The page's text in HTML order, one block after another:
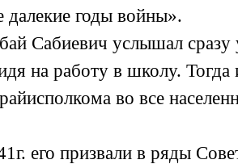
далекие годы войны».
Сабиевич услышал
на работу в школу.
во все
его призвали в ряды